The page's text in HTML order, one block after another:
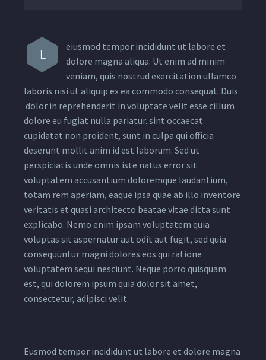
L
eiusmod tempor incididunt ut labore et
dolore magna aliqua. Ut enim ad minim
veniam, quis nostrud exercitation ullamco
laboris nisi ut aliquip ex ea commodo consequat. Duis
dolor in reprehenderit in voluptate velit esse cillum
dolore eu fugiat nulla pariatur. sint occaecat
cupidatat non proident, sunt in culpa qui officia
deserunt mollit anim id est laborum. Sed ut
perspiciatis unde omnis iste natus error sit
voluptatem accusantium doloremque laudantium,
totam rem aperiam, eaque ipsa quae ab illo inventore
veritatis et quasi architecto beatae vitae dicta sunt
explicabo. Nemo enim ipsam voluptatem quia
voluptas sit aspernatur aut odit aut fugit, sed quia
consequuntur magni dolores eos qui ratione
voluptatem sequi nesciunt. Neque porro quisquam
est, qui dolorem ipsum quia dolor sit amet,
consectetur, adipisci velit.
Eusmod tempor incididunt ut labore et dolore magna